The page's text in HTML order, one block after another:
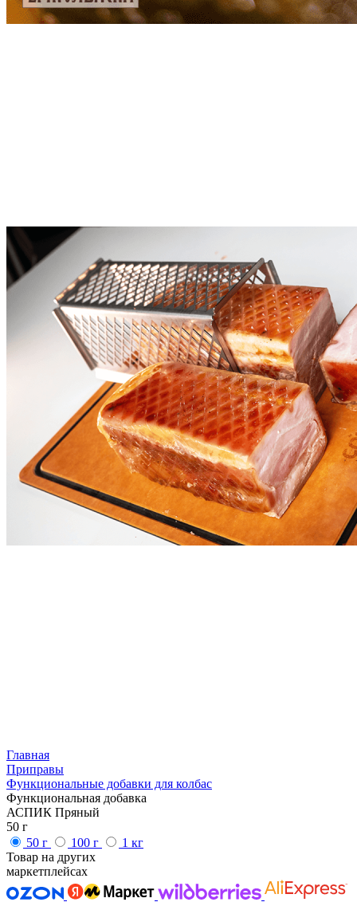
Главная
Приправы
Функциональные добавки для колбас
Функциональная добавка
АСПИК Пряный
50 г
50 г
100 г
1 кг
Товар на других
маркетплейсах